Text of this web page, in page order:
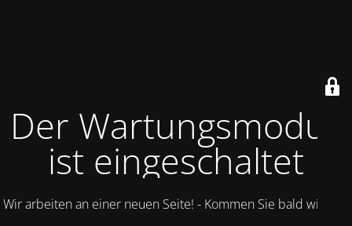
Der Wartungsmodus
ist eingeschaltet
Wir arbeiten an einer neuen Seite! - Kommen Sie bald wieder.